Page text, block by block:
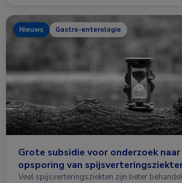
Nieuws Gastro-enterologie
Grote subsidie voor onderzoek
opsporing van
Veel spijsverteringsziekten zijn beter